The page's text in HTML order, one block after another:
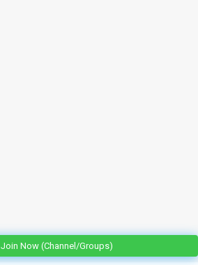
Join Now (Channel/Groups)